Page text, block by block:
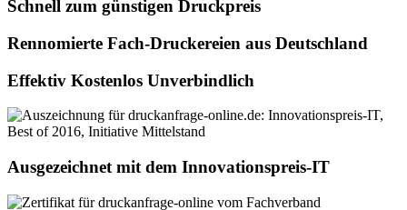
Schnell zum günstigen Druckpreis
Rennomierte Fach-Druckereien aus Deutschland
Effektiv Kostenlos Unverbindlich
Ausgezeichnet mit dem Innovationspreis-IT